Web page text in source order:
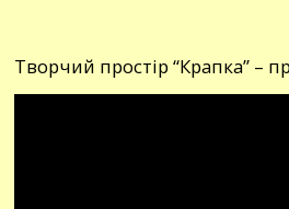
Творчий простір “Крапка” –